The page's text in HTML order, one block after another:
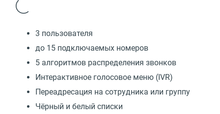
3 пользователя
до 15 подключаемых номеров
5 алгоритмов распределения звонков
Интерактивное голосовое меню (IVR)
Переадресация на сотрудника или группу
Чёрный и белый списки